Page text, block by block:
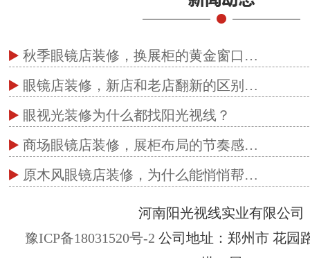
秋季眼镜店装修，换展柜的黄金窗口…
眼镜店装修，新店和老店翻新的区别…
眼视光装修为什么都找阳光视线？
商场眼镜店装修，展柜布局的节奏感…
原木风眼镜店装修，为什么能悄悄帮…
河南阳光视线实业有限公司
豫ICP备18031520号-2 公司地址：郑州市 花园